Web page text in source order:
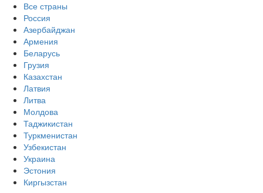
Все страны
Россия
Азербайджан
Армения
Беларусь
Грузия
Казахстан
Латвия
Литва
Молдова
Таджикистан
Туркменистан
Узбекистан
Украина
Эстония
Киргызстан